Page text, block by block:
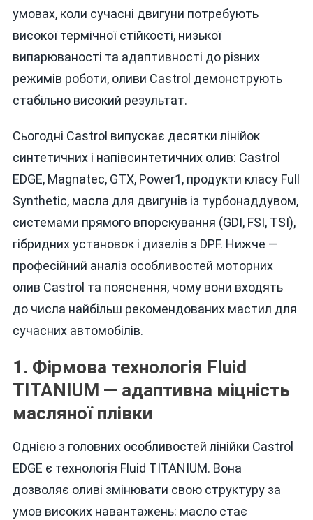
умовах, коли сучасні двигуни потребують
високої термічної стійкості, низької
випарюваності та адаптивності до різних
режимів роботи, оливи Castrol демонструють
стабільно високий результат.
Сьогодні Castrol випускає десятки лінійок
синтетичних і напівсинтетичних олив: Castrol
EDGE, Magnatec, GTX, Power1, продукти класу Full
Synthetic, масла для двигунів із турбонаддувом,
системами прямого впорскування (GDI, FSI, TSI),
гібридних установок і дизелів з DPF. Нижче —
професійний аналіз особливостей моторних
олив Castrol та пояснення, чому вони входять
до числа найбільш рекомендованих мастил для
сучасних автомобілів.
1. Фірмова технологія Fluid
TITANIUM — адаптивна міцність
масляної плівки
Однією з головних особливостей лінійки Castrol
EDGE є технологія Fluid TITANIUM. Вона
дозволяє оливі змінювати свою структуру за
умов високих навантажень: масло стає